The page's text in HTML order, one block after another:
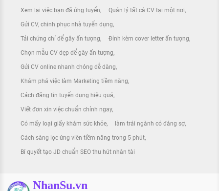
Xem lại việc bạn đã ứng tuyển Quản lý tất cả CV tại một nơi
Gửi CV, chinh phục nhà tuyển dụng
Tải chứng chỉ để gây ấn tượng Đính kèm cover letter ấn tượng
Chọn mẫu CV đẹp để gây ấn tượng
Gửi CV online nhanh chóng dễ dàng
Khám phá việc làm Marketing tiềm năng
Cách đăng tin tuyển dụng hiệu quả
Viết đơn xin việc chuẩn chỉnh ngay
Có mấy loại giấy khám sức khỏe làm trái ngành có đáng sợ
Cách sàng lọc ứng viên tiềm năng trong 5 phút
Bí quyết tạo JD chuẩn SEO thu hút nhân tài
NhanSu.vn